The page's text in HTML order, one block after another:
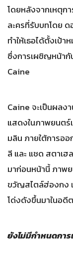
โดยหลังจากเหตุก
ละครที่รับบทโดย
ทำให้เธอได้ตั้งเป้า
ซึ่งการเผชิญหน้า
Caine
Caine จะเป็นผลง
แสดงในภาพยนต
มลิน ภายใต้การออ
ลี และ แชด สตาเฮ
มาก่อนหน้านี้ ภาพ
ขวัญสไตล์ฮ่องกง
โด่งดังขึ้นมาในอดีต
ยังไม่มีกำหนดการ